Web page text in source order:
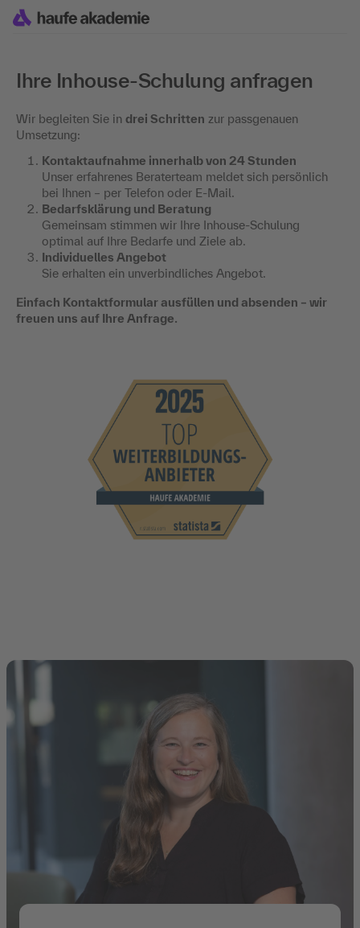
Ihre Inhouse-Schulung anfragen
Wir begleiten Sie in drei Schritten zur passgenauen
Umsetzung:
Kontaktaufnahme innerhalb von 24 Stunden
Unser erfahrenes Beraterteam meldet sich persönlich
bei Ihnen – per Telefon oder E-Mail.
Bedarfsklärung und Beratung
Gemeinsam stimmen wir Ihre Inhouse-Schulung
optimal auf Ihre Bedarfe und Ziele ab.
Individuelles Angebot
Sie erhalten ein unverbindliches Angebot.
Einfach Kontaktformular ausfüllen und absenden – wir
freuen uns auf Ihre Anfrage.